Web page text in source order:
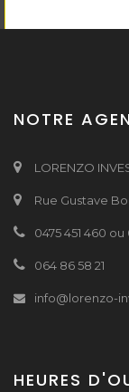
NOTRE
LORENZO
Rue Gustave
0475 451 460 ou
064 86 58 21
info@lorenzo-
HEURES